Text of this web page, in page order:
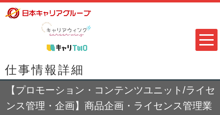
仕事情報詳細
【プロモーション・コンテンツユニット/ライセ
ンス管理・企画】商品企画・ライセンス管理業